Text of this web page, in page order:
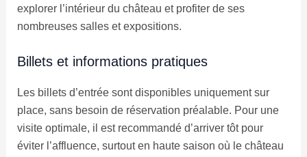
explorer l’intérieur du château et profiter de ses
nombreuses salles et expositions.
Billets et informations pratiques
Les billets d’entrée sont disponibles uniquement sur
place, sans besoin de réservation préalable. Pour une
visite optimale, il est recommandé d’arriver tôt pour
éviter l’affluence, surtout en haute saison où le château